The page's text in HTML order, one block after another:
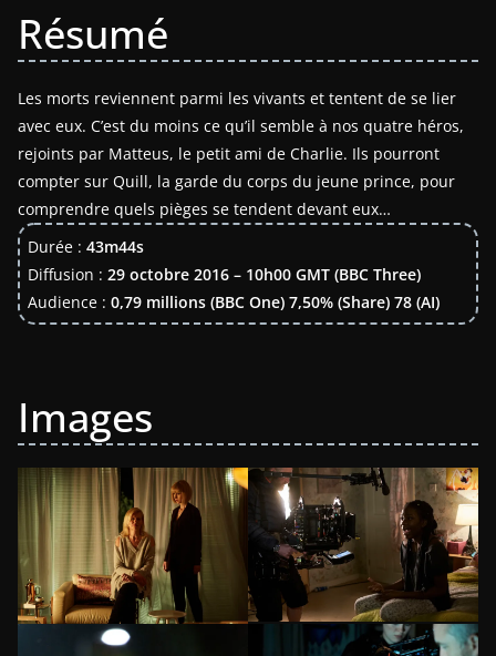
Résumé
Les morts reviennent parmi les vivants et tentent de se lier
avec eux. C’est du moins ce qu’il semble à nos quatre héros,
rejoints par Matteus, le petit ami de Charlie. Ils pourront
compter sur Quill, la garde du corps du jeune prince, pour
comprendre quels pièges se tendent devant eux…
Durée : 43m44s
Diffusion : 29 octobre 2016 – 10h00 GMT (BBC Three)
Audience : 0,79 millions (BBC One) 7,50% (Share) 78 (AI)
Images